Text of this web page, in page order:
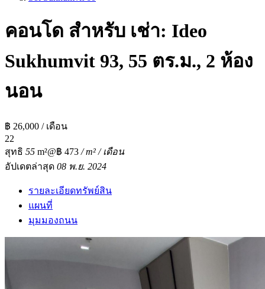
คอนโด สำหรับ เช่า: Ideo
Sukhumvit 93, 55 ตร.ม., 2 ห้อง
นอน
฿ 26,000 / เดือน
22
สุทธิ 55 m²@฿ 473 / m² / เดือน
อัปเดตล่าสุด 08 พ.ย. 2024
รายละเอียดทรัพย์สิน
แผนที่
มุมมองถนน